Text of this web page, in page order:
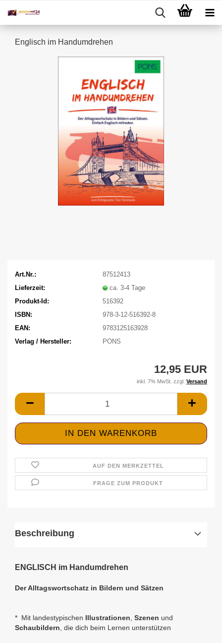
Englisch im Handumdrehen
Art.Nr.:
87512413
Lieferzeit:
ca. 3-4 Tage
Produkt-Id:
516392
ISBN:
978-3-12-516392-8
EAN:
9783125163928
Verlag / Hersteller:
PONS
12,95 EUR
inkl. 7% MwSt. zzgl. Versand
AUF DEN MERKZETTEL
FRAGE ZUM PRODUKT
Beschreibung
ENGLISCH im Handumdrehen
Der Alltagswortschatz in Bildern und Sätzen
* Mit landestypischen Illustrationen Szenen und
Schaubildern , die dich beim Lernen unterstützen